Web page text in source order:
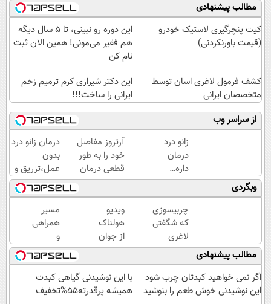
مطالب پیشنهادی
کیت پنچرگیری لاستیک خودرو
(قیمت باورنکردنی)
این دوره رو نبینی، تا 5 سال دیگه
هم فقیر می‌مونی! همین الان ثبت
نام کن
کشف فرمول لاغری اسان توسط
متخصصان ایرانی
این دکتر شیرازی کرم ترمیم زخم
ایرانی را ساخت!!!
از سراسر وب
زانو درد
درمان
داره…
چرا
هنوز
داری
بهش
ظلم
می‌کنی؟
آرتروز مفاصل
خود را به طور
قطعی درمان
کنید!
◗پرسش‌نامه◖
درمان زانو درد
بدون
عمل،تزریق و
دارو
(◂پرسش‌نامه)
وبگردی
چربیسوزی
که شگفتی
لاغری
آسان را
رقم زد!
ویدیو
هولناک
از جوان
کارتن
خوابی
که
میلیاردر
مسیر
همراهی
و
گزارش
عملکرد
گروه
اسنپ
مطالب پیشنهادی
اگر نمی خواهید کبدتان چرب شود
این نوشیدنی خوش طعم را بنوشید
با این نوشیدنی گیاهی کبدت
همیشه پرقدرته55%تخفیف